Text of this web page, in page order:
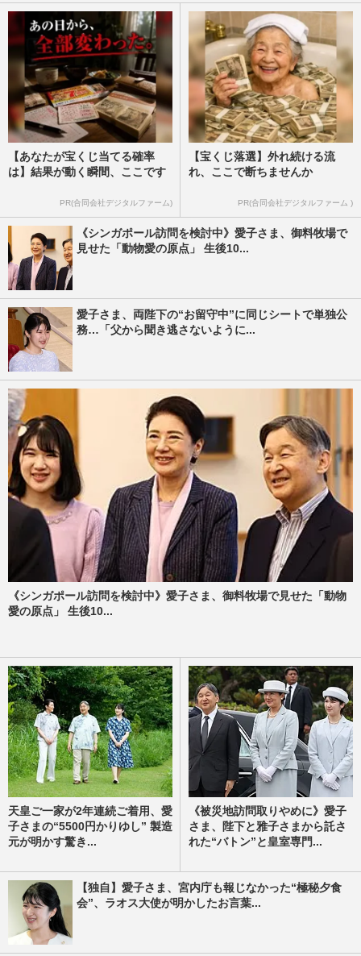
【あなたが宝くじ当てる確率
は】結果が動く瞬間、ここです
PR(合同会社デジタルファーム)
【宝くじ落選】外れ続ける流
れ、ここで断ちませんか
PR(合同会社デジタルファーム )
《シンガポール訪問を検討中》愛子さま、御料牧場で
見せた「動物愛の原点」 生後10...
愛子さま、両陛下の“お留守中”に同じシートで単独公
務…「父から聞き逃さないように...
《シンガポール訪問を検討中》愛子さま、御料牧場で見せた「動物
愛の原点」 生後10...
天皇ご一家が2年連続ご着用、愛
子さまの“5500円かりゆし” 製造
元が明かす驚き...
《被災地訪問取りやめに》愛子
さま、陛下と雅子さまから託さ
れた“バトン”と皇室専門...
【独自】愛子さま、宮内庁も報じなかった“極秘夕食
会”、ラオス大使が明かしたお言葉...